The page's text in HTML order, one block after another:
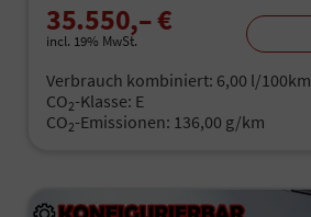
35.550,– €
incl. 19% MwSt.
Verbrauch kombiniert: 6,00 l/100km
CO2-Klasse: E
CO2-Emissionen: 136,00 g/km